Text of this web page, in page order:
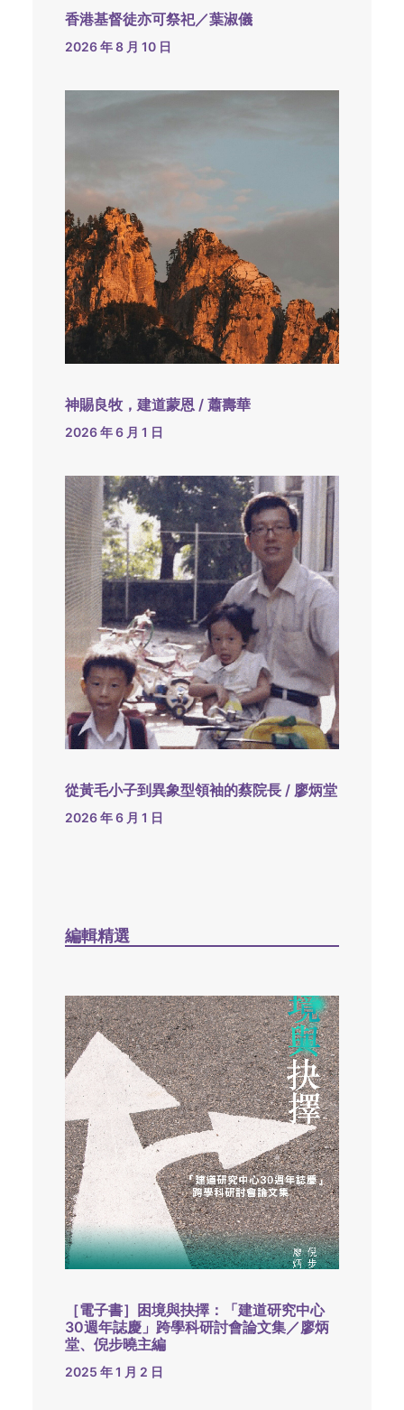
香港基督徒亦可祭祀／葉淑儀
2026 年 8 月 10 日
神賜良牧，建道蒙恩 / 蕭壽華
2026 年 6 月 1 日
從黃毛小子到異象型領袖的蔡院長 / 廖炳堂
2026 年 6 月 1 日
編輯精選
［電子書］困境與抉擇：「建道研究中心
30週年誌慶」跨學科研討會論文集／廖炳
堂、倪步曉主編
2025 年 1 月 2 日